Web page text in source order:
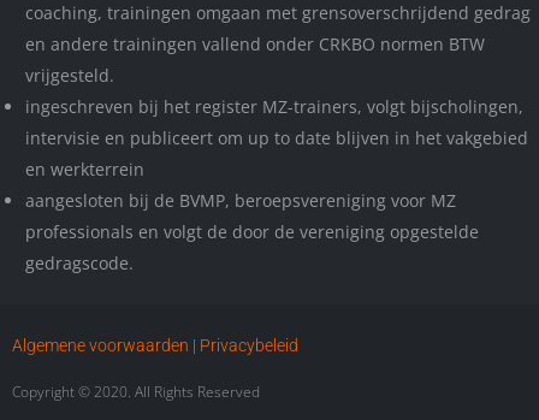
coaching, trainingen omgaan met grensoverschrijdend gedrag
en andere trainingen vallend onder CRKBO normen BTW
vrijgesteld.
ingeschreven bij het register MZ-trainers, volgt bijscholingen,
intervisie en publiceert om up to date blijven in het vakgebied
en werkterrein
aangesloten bij de BVMP, beroepsvereniging voor MZ
professionals en volgt de door de vereniging opgestelde
gedragscode.
Algemene voorwaarden | Privacybeleid
Copyright © 2020. All Rights Reserved